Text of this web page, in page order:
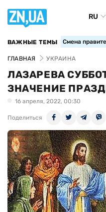
RU
ВАЖНЫЕ ТЕМЫ Смена
ГЛАВНАЯ УКРАИНА
ЛАЗАРЕВА
ЗНАЧЕНИЕ
16 апреля, 2022, 00:30
Поделиться